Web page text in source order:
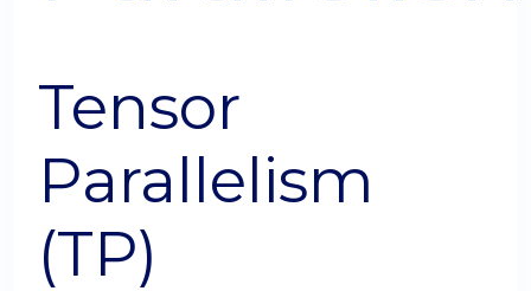
Tensor
Parallelism
(TP)